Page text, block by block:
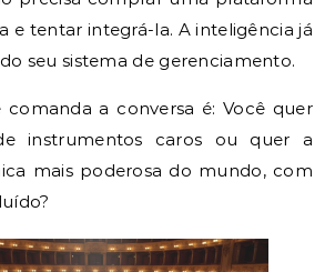
e tentar integrá-la. A inteligência já
seu sistema de gerenciamento.
a conversa é: Você quer
instrumentos caros ou quer a
mais poderosa do mundo, com